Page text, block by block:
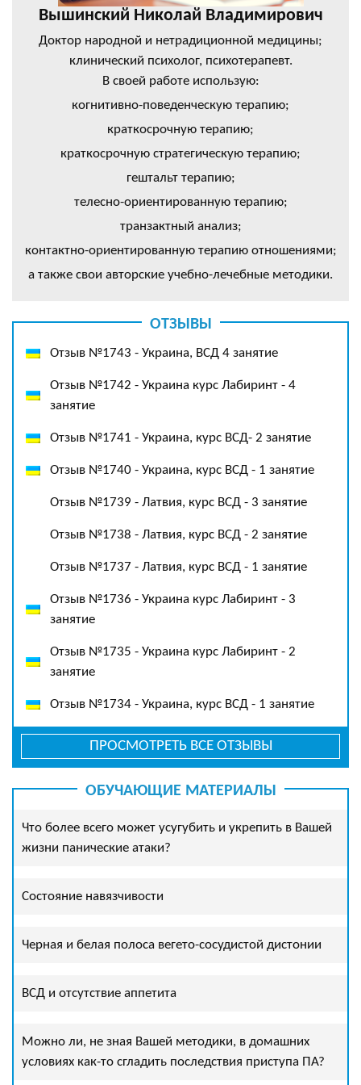
Вышинский Николай Владимирович
Доктор народной и нетрадиционной медицины;
клинический психолог, психотерапевт.
В своей работе использую:
когнитивно-поведенческую терапию;
краткосрочную терапию;
краткосрочную стратегическую терапию;
гештальт терапию;
телесно-ориентированную терапию;
транзактный анализ;
контактно-ориентированную терапию отношениями;
а также свои авторские учебно-лечебные методики.
ОТЗЫВЫ
Отзыв №1743 - Украина, ВСД 4 занятие
Отзыв №1742 - Украина курс Лабиринт - 4
занятие
Отзыв №1741 - Украина, курс ВСД- 2 занятие
Отзыв №1740 - Украина, курс ВСД - 1 занятие
Отзыв №1739 - Латвия, курс ВСД - 3 занятие
Отзыв №1738 - Латвия, курс ВСД - 2 занятие
Отзыв №1737 - Латвия, курс ВСД - 1 занятие
Отзыв №1736 - Украина курс Лабиринт - 3
занятие
Отзыв №1735 - Украина курс Лабиринт - 2
занятие
Отзыв №1734 - Украина, курс ВСД - 1 занятие
ПРОСМОТРЕТЬ ВСЕ ОТЗЫВЫ
ОБУЧАЮЩИЕ МАТЕРИАЛЫ
Что более всего может усугубить и укрепить в Вашей
жизни панические атаки?
Состояние навязчивости
Черная и белая полоса вегето-сосудистой дистонии
ВСД и отсутствие аппетита
Можно ли, не зная Вашей методики, в домашних
условиях как-то сгладить последствия приступа ПА?